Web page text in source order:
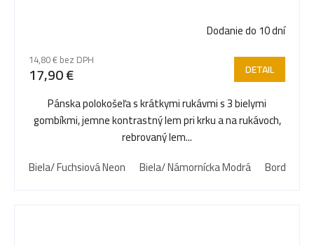
Dodanie do 10 dní
14,80 € bez DPH
17,90 € DETAIL
Pánska polokošeľa s krátkymi rukávmi s 3 bielymi
gombíkmi, jemne kontrastný lem pri krku a na rukávoch,
rebrovaný lem...
Biela/ Fuchsiová Neon
Biela/ Námornícka Modrá Bordová/